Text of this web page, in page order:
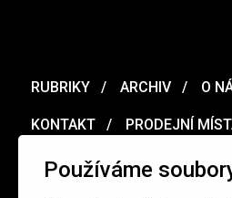
Používáme
RUBRIKY ARCHIV O
KONTAKT PRODEJNÍ
MERCH VOUCHER